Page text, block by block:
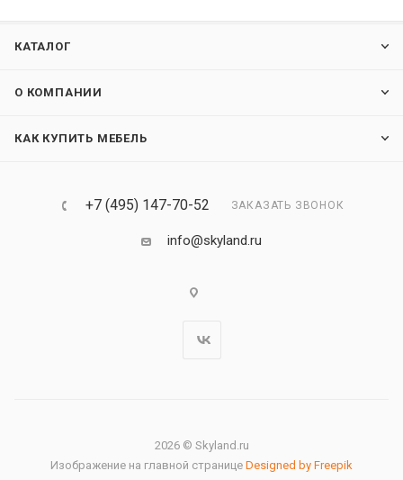
КАТАЛОГ
О КОМПАНИИ
КАК КУПИТЬ МЕБЕЛЬ
+7 (495) 147-70-52 ЗАКАЗАТЬ ЗВОНОК
info@skyland.ru
2026 © Skyland.ru
Изображение на главной странице Designed by Freepik